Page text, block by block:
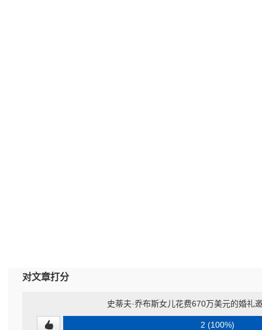
对文章打分
史蒂夫·乔布斯女儿花费670万美元的婚礼
2 (100%)